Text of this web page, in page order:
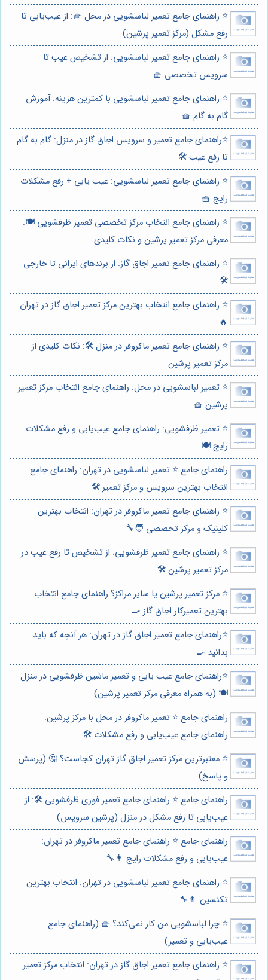
⭐️ راهنمای جامع تعمیر لباسشویی در محل 🧺: از عیب‌یابی تا
رفع مشکل (مرکز تعمیر پرشین)
⭐️ راهنمای جامع تعمیر لباسشویی: از تشخیص عیب تا
سرویس تخصصی 🧺
⭐️ راهنمای جامع تعمیر لباسشویی با کمترین هزینه: آموزش
گام به گام 🧺
⭐️راهنمای جامع تعمیر و سرویس اجاق گاز در منزل: گام به گام
تا رفع عیب 🛠️
⭐️ راهنمای جامع تعمیر لباسشویی: عیب یابی + رفع مشکلات
رایج 🧺
⭐️ راهنمای جامع انتخاب مرکز تخصصی تعمیر ظرفشویی 🍽️:
معرفی مرکز تعمیر پرشین و نکات کلیدی
⭐️ راهنمای جامع تعمیر اجاق گاز: از برندهای ایرانی تا خارجی
🛠️
⭐️ راهنمای جامع انتخاب بهترین مرکز تعمیر اجاق گاز در تهران
🔥
⭐️ راهنمای جامع تعمیر ماکروفر در منزل 🛠️: نکات کلیدی از
مرکز تعمیر پرشین
⭐️ تعمیر لباسشویی در محل: راهنمای جامع انتخاب مرکز تعمیر
پرشین 🧺
⭐️ تعمیر ظرفشویی: راهنمای جامع عیب‌یابی و رفع مشکلات
رایج 🍽️
راهنمای جامع ⭐️ تعمیر لباسشویی در تهران: راهنمای جامع
انتخاب بهترین سرویس و مرکز تعمیر 🛠️
⭐️ راهنمای جامع تعمیر ماکروفر در تهران: انتخاب بهترین
کلینیک و مرکز تخصصی 🧑‍🔧
⭐️ راهنمای جامع تعمیر ظرفشویی: از تشخیص تا رفع عیب در
مرکز تعمیر پرشین 🛠️
⭐️ مرکز تعمیر پرشین یا سایر مراکز؟ راهنمای جامع انتخاب
بهترین تعمیرکار اجاق گاز 🍳
⭐️راهنمای جامع تعمیر اجاق گاز در تهران: هر آنچه که باید
بدانید 🍳
⭐️راهنمای جامع عیب یابی و تعمیر ماشین ظرفشویی در منزل
🍽️ (به همراه معرفی مرکز تعمیر پرشین)
راهنمای جامع ⭐️ تعمیر ماکروفر در محل با مرکز پرشین:
راهنمای جامع عیب‌یابی و رفع مشکلات 🛠️
⭐️ معتبرترین مرکز تعمیر اجاق گاز تهران کجاست؟ 🤔 (پرسش
و پاسخ)
راهنمای جامع ⭐️ راهنمای جامع تعمیر فوری ظرفشویی 🛠️: از
عیب‌یابی تا رفع مشکل در منزل (پرشین سرویس)
راهنمای جامع ⭐️ راهنمای جامع تعمیر ماکروفر در تهران:
عیب‌یابی و رفع مشکلات رایج 👨‍🔧
⭐️ راهنمای جامع تعمیر لباسشویی در تهران: انتخاب بهترین
تکنسین 👨‍🔧
⭐️ چرا لباسشویی من کار نمی‌کند؟ 🧺 (راهنمای جامع
عیب‌یابی و تعمیر)
⭐️ راهنمای جامع تعمیر اجاق گاز در تهران: انتخاب مرکز تعمیر